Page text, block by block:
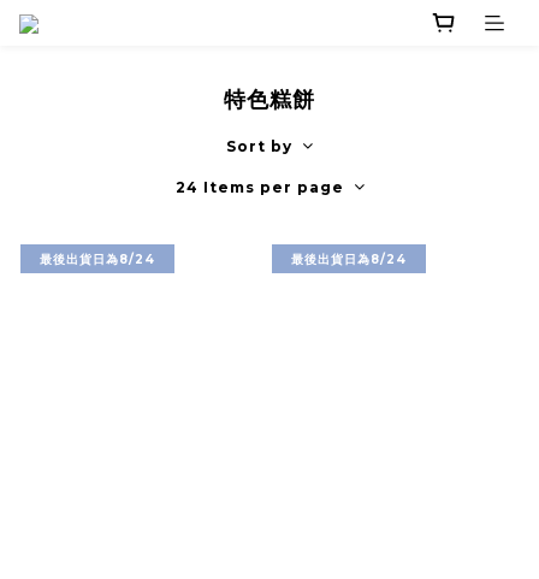
特色糕餅
Sort by
24 Items per page
最後出貨日為8/24 最後出貨日為8/24